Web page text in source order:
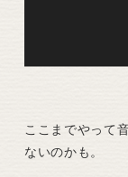
ここまでやって
ないのかも。